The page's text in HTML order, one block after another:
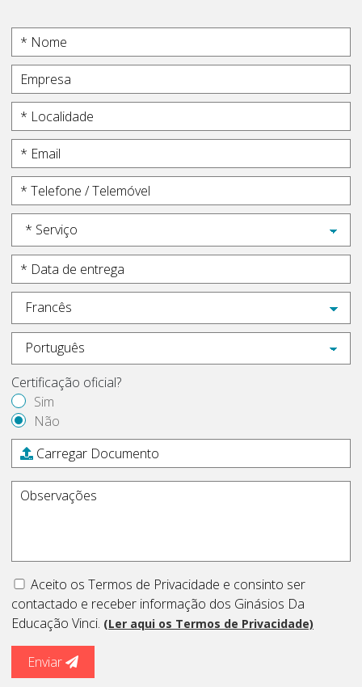
Certificação oficial?
Sim
Não
Carregar Documento
Aceito os Termos de Privacidade e consinto ser
contactado e receber informação dos Ginásios Da
Educação Vinci. (Ler aqui os Termos de Privacidade)
Enviar